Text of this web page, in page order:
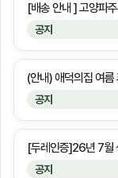
공지
[배송 안내 ] 고양파
공지
(안내) 애덕의집 여름
공지
[두레인증]26년 7월